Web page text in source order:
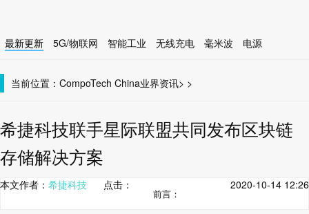
最新更新 5G/物联网 智能工业 无线充电 毫米波
电源
当前位置： CompoTech China >
业界资讯 >
希捷科技联手星际联盟共同发布区块链
存储解决方案
本文作者： 希捷科技 点击： 2020-10-14 12:26
前言：